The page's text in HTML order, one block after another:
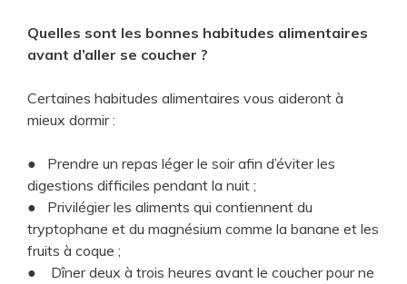
Quelles sont les bonnes habitudes alimentaires
avant d’aller se coucher ?
Certaines habitudes alimentaires vous aideront à
mieux dormir :
● Prendre un repas léger le soir afin d’éviter les
digestions difficiles pendant la nuit ;
● Privilégier les aliments qui contiennent du
tryptophane et du magnésium comme la banane et les
fruits à coque ;
● Dîner deux à trois heures avant le coucher pour ne